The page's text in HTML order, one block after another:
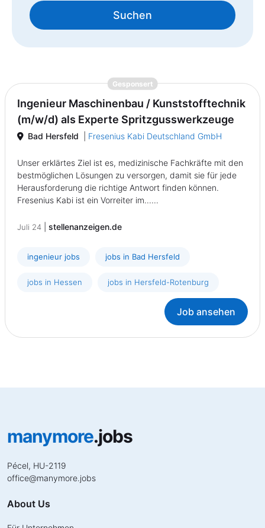
Suchen
Gesponsert{prompt.job}
Ingenieur Maschinenbau / Kunststofftechnik
(m/w/d) als Experte Spritzgusswerkzeuge
Bad Hersfeld Fresenius Kabi Deutschland GmbH
Unser erklärtes Ziel ist es, medizinische Fachkräfte mit den
bestmöglichen Lösungen zu versorgen, damit sie für jede
Herausforderung die richtige Antwort finden können.
Fresenius Kabi ist ein Vorreiter im......
Juli 24 stellenanzeigen.de
ingenieur jobs jobs in Bad Hersfeld
jobs in Hessen jobs in Hersfeld-Rotenburg
Job ansehen
manymore.jobs
Pécel, HU-2119
office@manymore.jobs
About Us